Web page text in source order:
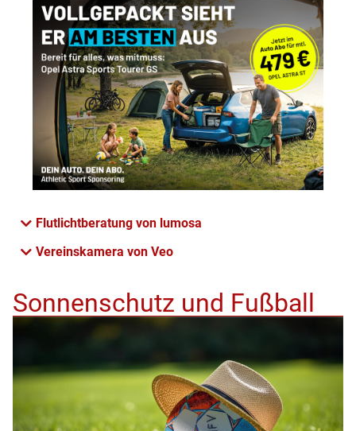
Flutlichtberatung von lumosa
Vereinskamera von Veo
Sonnenschutz und Fußball